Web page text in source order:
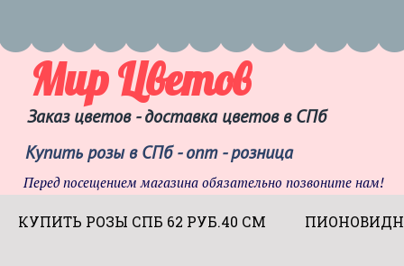
Мир Цветов
Заказ цветов - доставка цветов в СПб
Купить розы в СПб - опт - розница
Перед посещением магазина обязательно позвоните нам!
КУПИТЬ РОЗЫ СПБ 62 РУБ.40 СМ